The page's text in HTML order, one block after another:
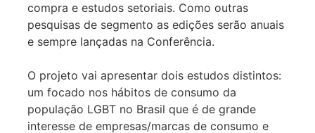
compra e estudos setoriais. Como outras
pesquisas de segmento as edições serão anuais
e sempre lançadas na Conferência.
O projeto vai apresentar dois estudos distintos:
um focado nos hábitos de consumo da
população LGBT no Brasil que é de grande
interesse de empresas/marcas de consumo e